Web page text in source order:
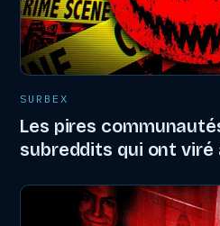
SURBEX
Les pires
subreddits qui ont viré